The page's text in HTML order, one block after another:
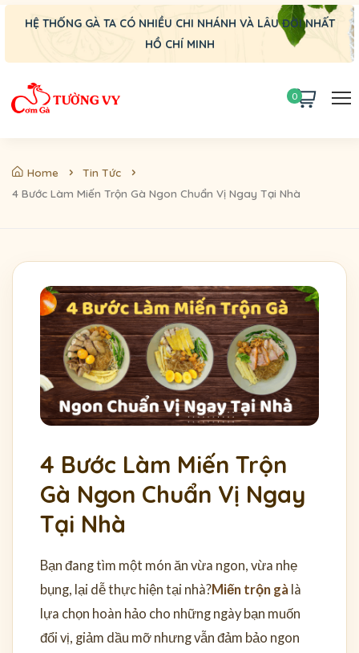
HỆ THỐNG GÀ TA CÓ NHIỀU CHI NHÁNH VÀ LÂU ĐỜI NHẤT
HỒ CHÍ MINH
0
Home
Tin Tức
4 Bước Làm Miến Trộn Gà Ngon Chuẩn Vị Ngay Tại Nhà
4 Bước Làm Miến Trộn
Gà Ngon Chuẩn Vị Ngay
Tại Nhà
Bạn đang tìm một món ăn vừa ngon, vừa nhẹ
bụng, lại dễ thực hiện tại nhà?Miến trộn gà là
lựa chọn hoàn hảo cho những ngày bạn muốn
đổi vị, giảm dầu mỡ nhưng vẫn đảm bảo ngon